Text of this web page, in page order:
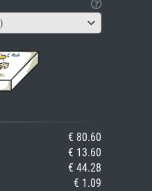
€ 80.60
€ 13.60
€ 44.28
€ 1.09